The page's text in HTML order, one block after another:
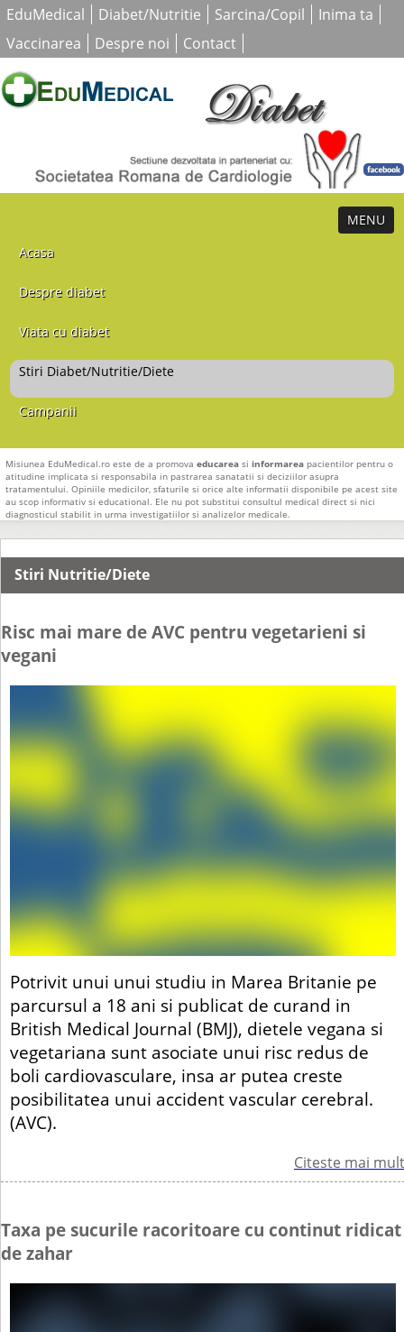
EduMedical Diabet/Nutritie Sarcina/Copil
Inima ta
Vaccinarea
Despre noi Contact
MENU
Acasa
Despre diabet
Viata cu diabet
Stiri Diabet/Nutritie/Diete
Campanii
Misiunea EduMedical.ro este de a promovaeducarea siinformarea pacientilor pentru o
atitudine implicata si responsabila in pastrarea sanatatii si deciziilor asupra
tratamentului. Opiniile medicilor, sfaturile si orice alte informatii disponibile pe acest site
au scop informativ si educational. Ele nu pot substitui consultul medical direct si nici
diagnosticul stabilit in urma investigatiilor si analizelor medicale.
Stiri Nutritie/Diete
Risc mai mare de AVC pentru vegetarieni si
vegani
Potrivit unui unui studiu in Marea Britanie pe
parcursul a 18 ani si publicat de curand in
British Medical Journal (BMJ), dietele vegana si
vegetariana sunt asociate unui risc redus de
boli cardiovasculare, insa ar putea creste
posibilitatea unui accident vascular cerebral.
(AVC).
Citeste mai mult
Taxa pe sucurile racoritoare cu continut ridicat
de zahar